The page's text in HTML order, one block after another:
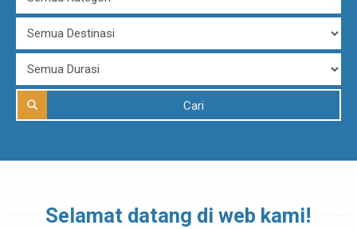
Cari
Selamat datang di web kami!